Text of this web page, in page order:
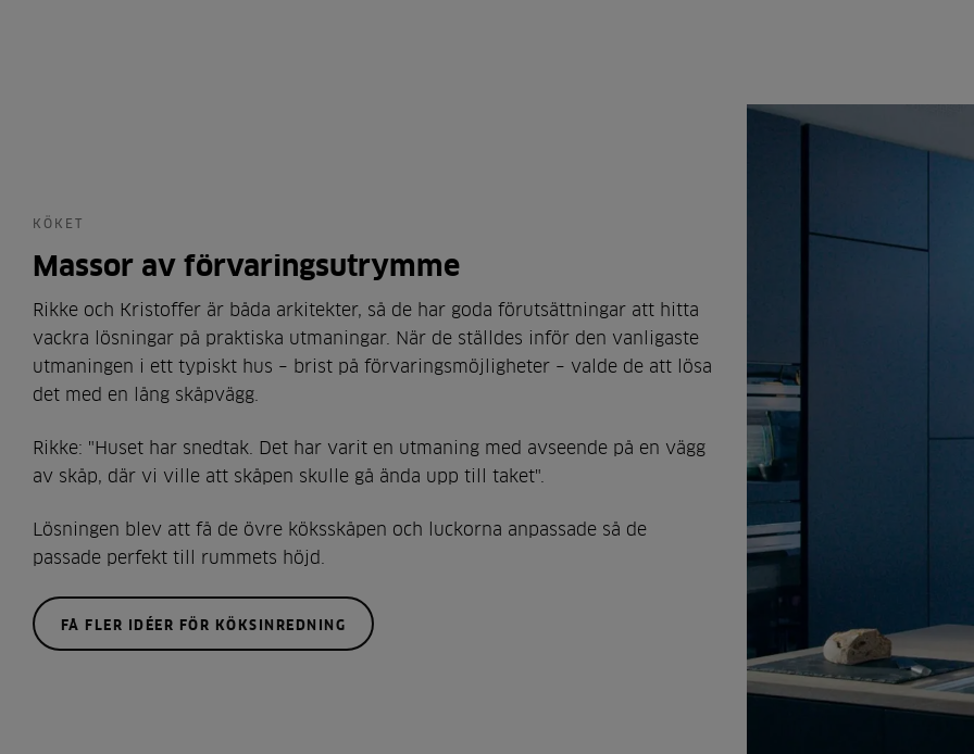
KÖKET
Massor av förvaringsutrymme
Rikke och Kristoffer är båda arkitekter, så de har goda förutsättningar att hitta
vackra lösningar på praktiska utmaningar. När de ställdes inför den vanligaste
utmaningen i ett typiskt hus – brist på förvaringsmöjligheter – valde de att lösa
det med en lång skåpvägg.
Rikke: "Huset har snedtak. Det har varit en utmaning med avseende på en vägg
av skåp, där vi ville att skåpen skulle gå ända upp till taket".
Lösningen blev att få de övre köksskåpen och luckorna anpassade så de
passade perfekt till rummets höjd.
FÅ FLER IDÉER FÖR KÖKSINREDNING